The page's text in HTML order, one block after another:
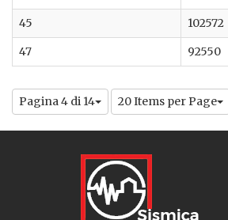
45
102572
47
92550
Pagina 4 di 14 20 Items per Page